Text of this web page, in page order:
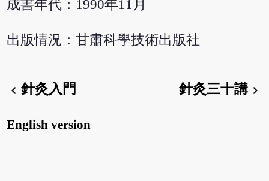
成書年代：1990年11月
出版情況：甘肅科學技術出版社
chevron_left針灸入門 針灸三十講chevron_right
English version